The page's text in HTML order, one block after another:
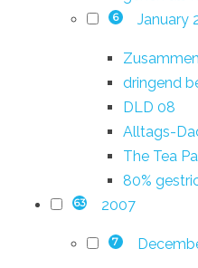
6 January
dringend
DLD 08
Alltags-
The Tea
80%
63 2007
7